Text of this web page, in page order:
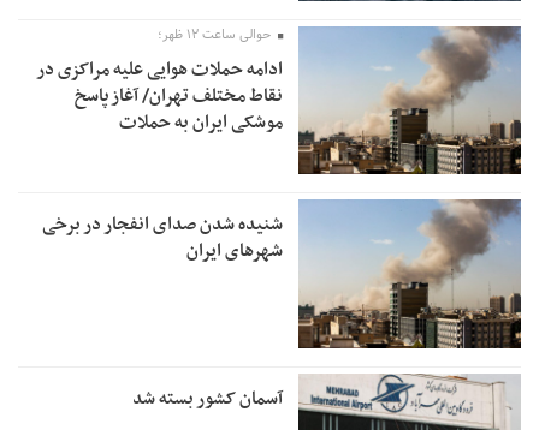
حوالی ساعت ۱۲ ظهر؛
ادامه حملات هوایی علیه مراکزی در
نقاط مختلف تهران/ آغاز پاسخ
موشکی ایران به حملات
شنیده شدن صدای انفجار در برخی
شهرهای ایران
آسمان کشور بسته شد